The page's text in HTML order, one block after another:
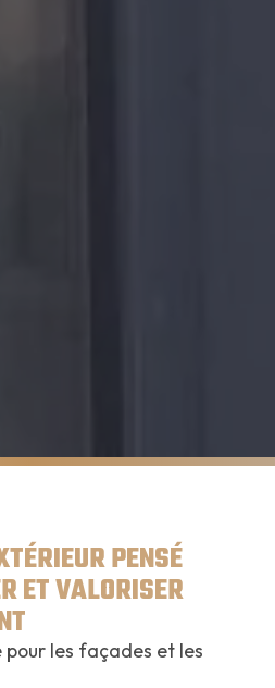
PENSÉ
ET VALORISER
les façades et les